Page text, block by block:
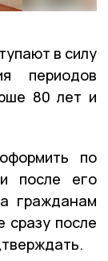
в силу
периодов
80 лет и
по
после его
гражданам
сразу после